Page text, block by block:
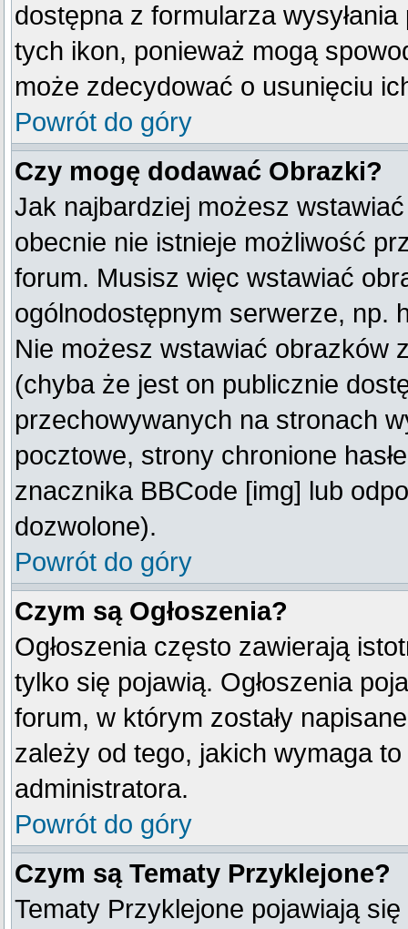
dostępna z formularza
tych ikon, ponieważ mogą
może zdecydować o usunięciu
Powrót do góry
Czy mogę dodawać Obrazki?
Jak najbardziej możesz
obecnie nie istnieje możliwość
forum. Musisz więc wstawiać
ogólnodostępnym serwerze, np.
Nie możesz wstawiać obrazków
(chyba że jest on publicznie
przechowywanych na stronach
pocztowe, strony chronione
znacznika BBCode [img] lub
dozwolone).
Powrót do góry
Czym są Ogłoszenia?
Ogłoszenia często zawierają
tylko się pojawią. Ogłoszenia
forum, w którym zostały
zależy od tego, jakich wymaga
administratora.
Powrót do góry
Czym są Tematy Przyklejone?
Tematy Przyklejone pojawiają